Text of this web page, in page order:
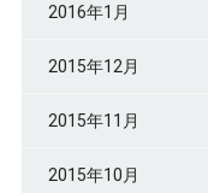
2016年1月
2015年12月
2015年11月
2015年10月